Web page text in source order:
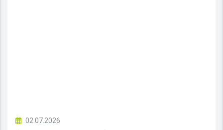
02.07.2026